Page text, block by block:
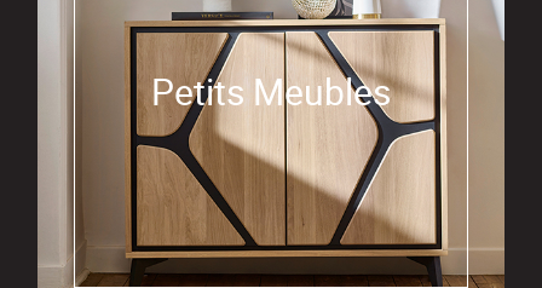
Petits Meubles